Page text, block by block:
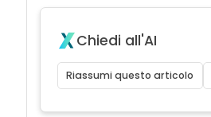
Chiedi all'AI
Riassumi questo articolo